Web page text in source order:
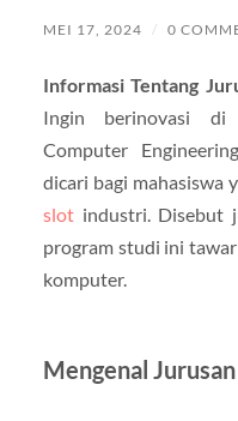
MEI 17, 2024 / 0
Informasi Tentang
Ingin berinovasi di
Computer
dicari bagi mahasiswa
slotindustri. Disebut
program studi ini
komputer.
Mengenal